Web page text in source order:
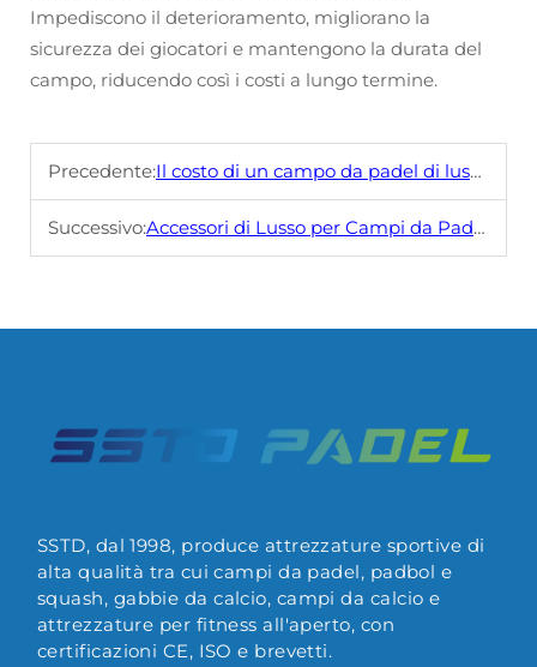
Impediscono il deterioramento, migliorano la
sicurezza dei giocatori e mantengono la durata del
campo, riducendo così i costi a lungo termine.
Precedente:Il costo di un campo da padel di lusso: vale l'investimento?
Successivo:Accessori di Lusso per Campi da Paddle: Alzare il Livello del Gioco
SSTD, dal 1998, produce attrezzature sportive di
alta qualità tra cui campi da padel, padbol e
squash, gabbie da calcio, campi da calcio e
attrezzature per fitness all'aperto, con
certificazioni CE, ISO e brevetti.